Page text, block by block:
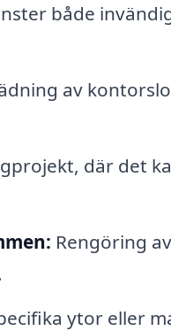
både
av
där det
Rengöring
ytor eller